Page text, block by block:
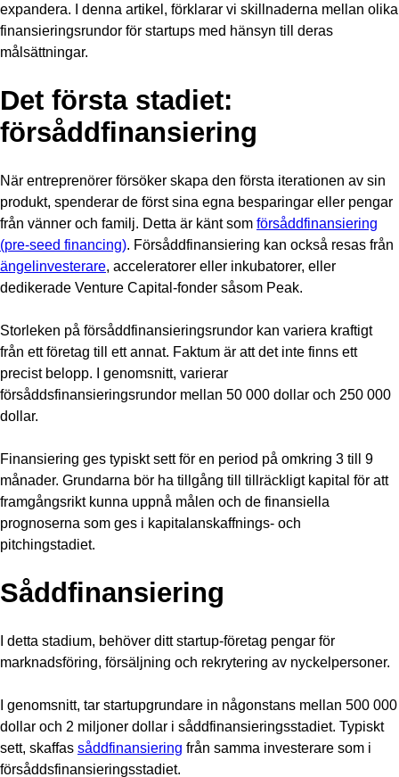
expandera. I denna artikel, förklarar vi skillnaderna mellan olika
finansieringsrundor för startups med hänsyn till deras
målsättningar.
Det första stadiet:
försåddfinansiering
När entreprenörer försöker skapa den första iterationen av sin
produkt, spenderar de först sina egna besparingar eller pengar
från vänner och familj. Detta är känt som försåddfinansiering
(pre-seed financing). Försåddfinansiering kan också resas från
ängelinvesterare, acceleratorer eller inkubatorer, eller
dedikerade Venture Capital-fonder såsom Peak.
Storleken på försåddfinansieringsrundor kan variera kraftigt
från ett företag till ett annat. Faktum är att det inte finns ett
precist belopp. I genomsnitt, varierar
försåddsfinansieringsrundor mellan 50 000 dollar och 250 000
dollar.
Finansiering ges typiskt sett för en period på omkring 3 till 9
månader. Grundarna bör ha tillgång till tillräckligt kapital för att
framgångsrikt kunna uppnå målen och de finansiella
prognoserna som ges i kapitalanskaffnings- och
pitchingstadiet.
Såddfinansiering
I detta stadium, behöver ditt startup-företag pengar för
marknadsföring, försäljning och rekrytering av nyckelpersoner.
I genomsnitt, tar startupgrundare in någonstans mellan 500 000
dollar och 2 miljoner dollar i såddfinansieringsstadiet. Typiskt
sett, skaffas såddfinansiering från samma investerare som i
försåddsfinansieringsstadiet.